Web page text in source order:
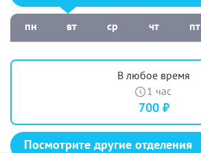
пн вт ср чт пт
В любое время
1 час
700 ₽
Посмотрите другие отделения